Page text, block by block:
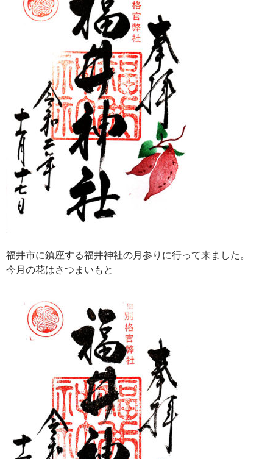
福井市に鎮座する福井神社の月参りに行って来ました。
今月の花はさつまいもと